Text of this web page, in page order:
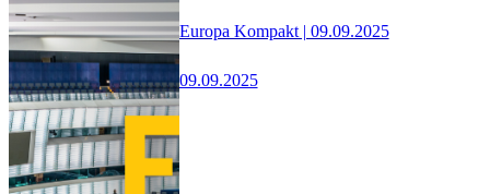
Europa Kompakt | 09.09.2025
09.09.2025